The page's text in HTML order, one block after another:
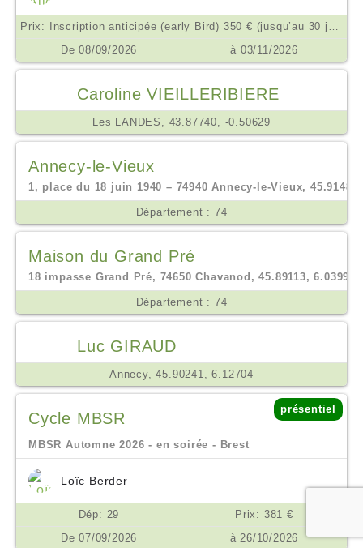
Prix: Inscription anticipée (early Bird) 350 € (jusqu’au 30 juin) // Réduit 380 € // Public 450 € €
De 08/09/2026
à 03/11/2026
Caroline VIEILLERIBIERE
Les LANDES, 43.87740, -0.50629
Annecy-le-Vieux
1, place du 18 juin 1940 – 74940 Annecy-le-Vieux,
Département : 74
Maison du Grand Pré
18 impasse Grand Pré, 74650 Chavanod, 45.89113, 6.03995
Département : 74
Luc GIRAUD
Annecy, 45.90241, 6.12704
Cycle MBSR
présentiel
MBSR Automne 2026 - en soirée - Brest
Loïc Berder
Dép: 29
Prix: 381 €
De 07/09/2026
à 26/10/2026